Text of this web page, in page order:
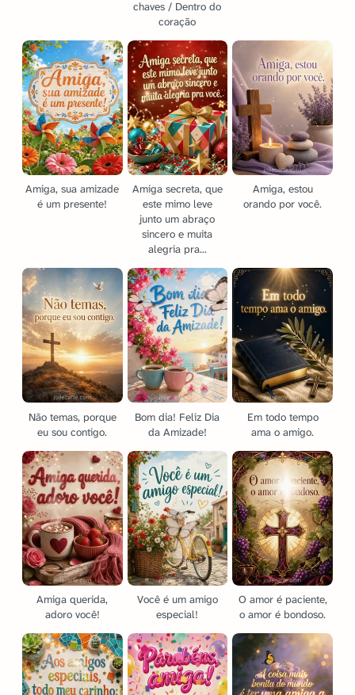
chaves / Dentro do
coração
Amiga, sua amizade
é um presente!
Amiga secreta, que
este mimo leve
junto um abraço
sincero e muita
alegria pra...
Amiga, estou
orando por você.
Não temas, porque
eu sou contigo.
Bom dia! Feliz Dia
da Amizade!
Em todo tempo
ama o amigo.
Amiga querida,
adoro você!
Você é um amigo
especial!
O amor é paciente,
o amor é bondoso.